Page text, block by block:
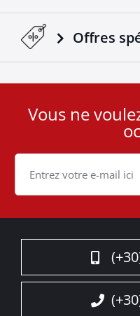
Offres
User
Cookie
Vous ne